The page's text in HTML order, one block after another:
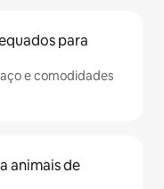
para
e comodidades
animais de